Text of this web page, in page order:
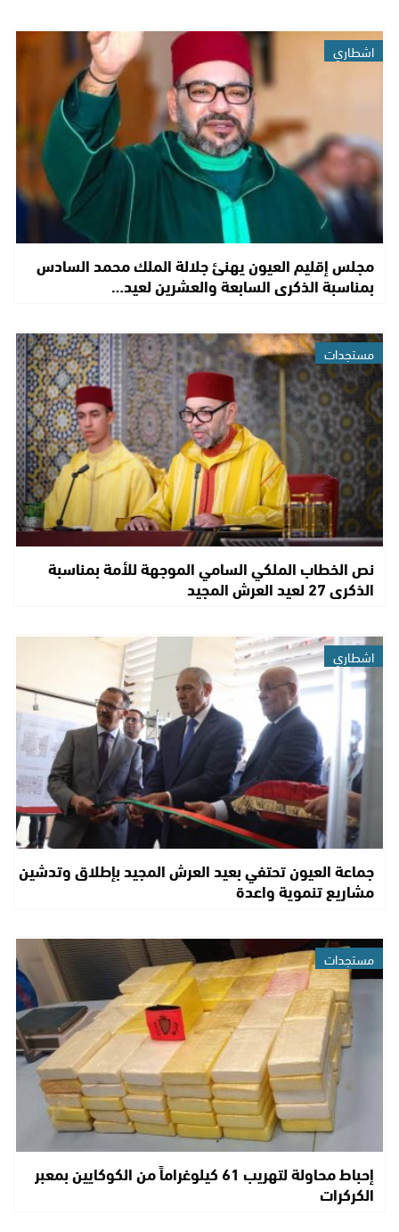
اشطاري
مجلس إقليم العيون يهنئ جلالة الملك محمد السادس
بمناسبة الذكرى السابعة والعشرين لعيد…
مستجدات
نص الخطاب الملكي السامي الموجهة للأمة بمناسبة
الذكرى 27 لعيد العرش المجيد
اشطاري
جماعة العيون تحتفي بعيد العرش المجيد بإطلاق وتدشين
مشاريع تنموية واعدة
مستجدات
إحباط محاولة لتهريب 61 كيلوغراماً من الكوكايين بمعبر
الكركرات